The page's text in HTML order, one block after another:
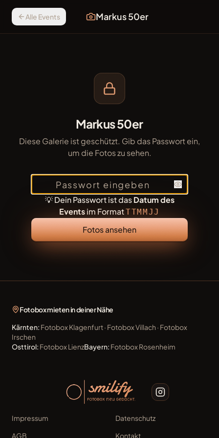
Alle Events Markus 50er
Markus 50er
Diese Galerie ist geschützt. Gib das Passwort ein,
um die Fotos zu sehen.
💡 Dein Passwort ist dasDatum des
Eventsim FormatTTMMJJ
Fotos ansehen
Fotobox mieten in deiner Nähe
Kärnten: FotoboxKlagenfurt· FotoboxVillach · Fotobox
Irschen
Osttirol: FotoboxLienzBayern: FotoboxRosenheim
Impressum
Datenschutz
AGB
Kontakt